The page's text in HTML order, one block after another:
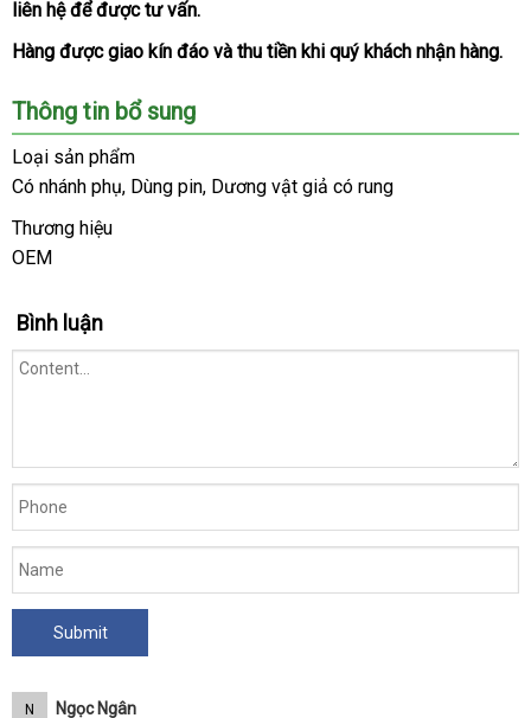
liên hệquà
tặng
đểrẻ
nhất
được tư vấn.
Hàng link
được giao kín đáo an
và thu tiền khi quý khách nhận hàng.
Thông tin bổ sung
Loại sản phẩm
Có nhánh phụtrung
, Dùng pindễ
, Dương vật giả có rung
Thương hiệu
OEM
Bình luận
N Ngọc Ngân